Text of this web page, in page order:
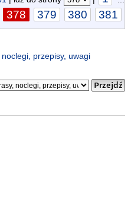
378 379 380 381
przepisy, uwagi